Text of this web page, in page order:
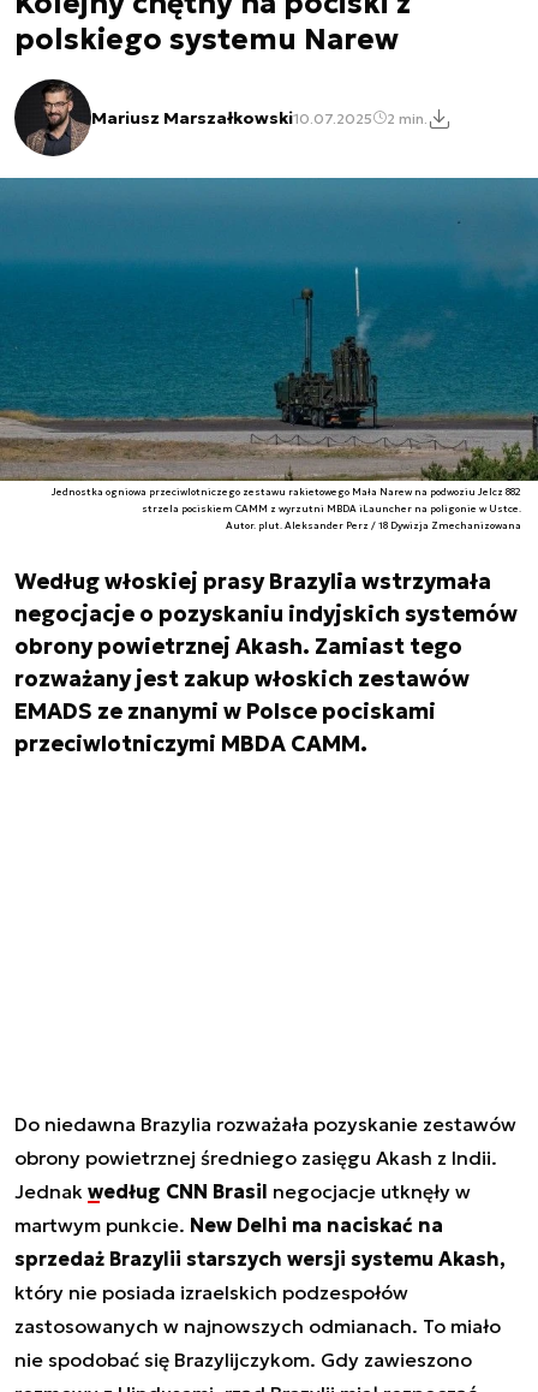
polskiego systemu Narew
Mariusz Marszałkowski10.07.2025 2 min.
Jednostka ogniowa przeciwlotniczego zestawu rakietowego Mała Narew na podwoziu Jelcz 882
strzela pociskiem CAMM z wyrzutni MBDA iLauncher na poligonie w Ustce.
Autor. plut. Aleksander Perz / 18 Dywizja Zmechanizowana
Według włoskiej prasy Brazylia wstrzymała
negocjacje o pozyskaniu indyjskich systemów
obrony powietrznej Akash. Zamiast tego
rozważany jest zakup włoskich zestawów
EMADS ze znanymi w Polsce pociskami
przeciwlotniczymi MBDA CAMM.
Do niedawna Brazylia rozważała pozyskanie zestawów
obrony powietrznej średniego zasięgu Akash z Indii.
Jednak według CNN Brasil negocjacje utknęły w
martwym punkcie. New Delhi ma naciskać na
sprzedaż Brazylii starszych wersji systemu Akash,
który nie posiada izraelskich podzespołów
zastosowanych w najnowszych odmianach. To miało
nie spodobać się Brazylijczykom. Gdy zawieszono